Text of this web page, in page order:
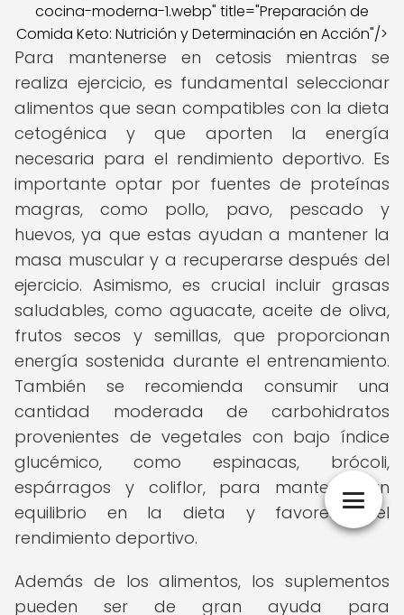
cocina-moderna-1.webp" title="Preparación de
Comida Keto: Nutrición y Determinación en Acción"/>
Para mantenerse en cetosis mientras se
realiza ejercicio, es fundamental seleccionar
alimentos que sean compatibles con la dieta
cetogénica y que aporten la energía
necesaria para el rendimiento deportivo. Es
importante optar por fuentes de proteínas
magras, como pollo, pavo, pescado y
huevos, ya que estas ayudan a mantener la
masa muscular y a recuperarse después del
ejercicio. Asimismo, es crucial incluir grasas
saludables, como aguacate, aceite de oliva,
frutos secos y semillas, que proporcionan
energía sostenida durante el entrenamiento.
También se recomienda consumir una
cantidad moderada de carbohidratos
provenientes de vegetales con bajo índice
glucémico, como espinacas, brócoli,
espárragos y coliflor, para mantener un
equilibrio en la dieta y favorecer el
rendimiento deportivo.
Además de los alimentos, los suplementos
pueden ser de gran ayuda para